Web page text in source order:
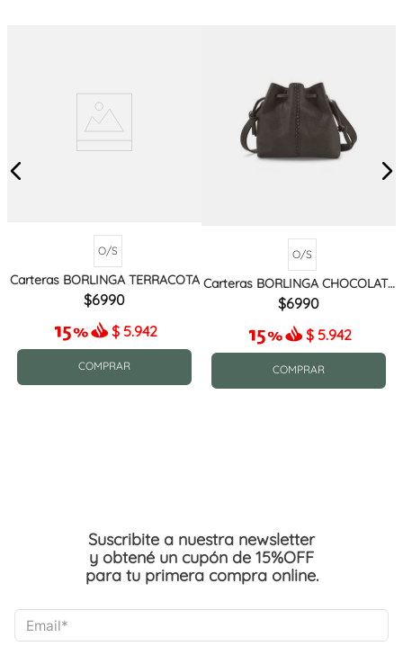
O/S
Carteras BORLINGA TERRACOTA
6990
$ 5.942
COMPRAR
O/S
Carteras BORLINGA CHOCOLATE
MIX
6990
$ 5.942
COMPRAR
Suscribite a nuestra newsletter
y obtené un cupón de 15%OFF
para tu primera compra online.